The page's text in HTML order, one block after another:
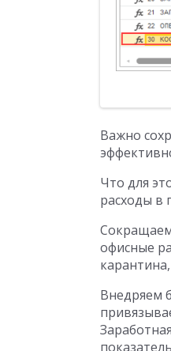
Важно
Что для
расходы в
офисные
Внедряем